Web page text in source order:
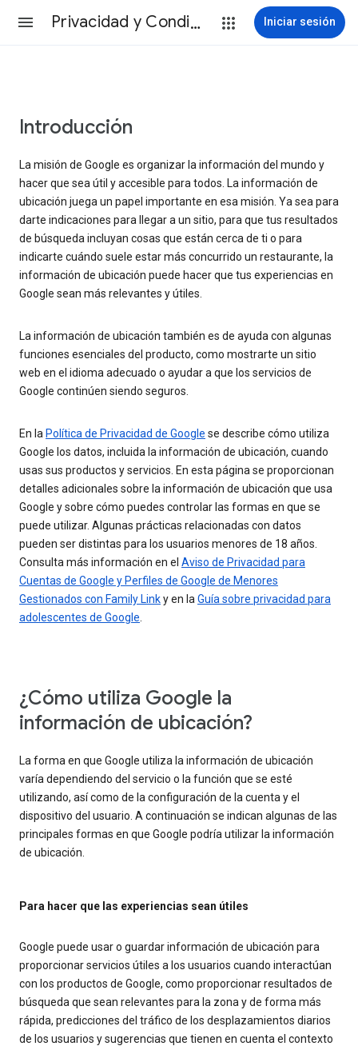
Privacidad y Condiciones Iniciar sesión
Introducción
La misión de Google es organizar la información del mundo y
hacer que sea útil y accesible para todos. La información de
ubicación juega un papel importante en esa misión. Ya sea para
darte indicaciones para llegar a un sitio, para que tus resultados
de búsqueda incluyan cosas que están cerca de ti o para
indicarte cuándo suele estar más concurrido un restaurante, la
información de ubicación puede hacer que tus experiencias en
Google sean más relevantes y útiles.
La información de ubicación también es de ayuda con algunas
funciones esenciales del producto, como mostrarte un sitio
web en el idioma adecuado o ayudar a que los servicios de
Google continúen siendo seguros.
En la Política de Privacidad de Google se describe cómo utiliza
Google los datos, incluida la información de ubicación, cuando
usas sus productos y servicios. En esta página se proporcionan
detalles adicionales sobre la información de ubicación que usa
Google y sobre cómo puedes controlar las formas en que se
puede utilizar. Algunas prácticas relacionadas con datos
pueden ser distintas para los usuarios menores de 18 años.
Consulta más información en el Aviso de Privacidad para
Cuentas de Google y Perfiles de Google de Menores
Gestionados con Family Linky en la Guía sobre privacidad para
adolescentes de Google
¿Cómo utiliza Google la
información de ubicación?
La forma en que Google utiliza la información de ubicación
varía dependiendo del servicio o la función que se esté
utilizando, así como de la configuración de la cuenta y el
dispositivo del usuario. A continuación se indican algunas de las
principales formas en que Google podría utilizar la información
de ubicación.
Para hacer que las experiencias sean útiles
Google puede usar o guardar información de ubicación para
proporcionar servicios útiles a los usuarios cuando interactúan
con los productos de Google, como proporcionar resultados de
búsqueda que sean relevantes para la zona y de forma más
rápida, predicciones del tráfico de los desplazamientos diarios
de los usuarios y sugerencias que tienen en cuenta el contexto